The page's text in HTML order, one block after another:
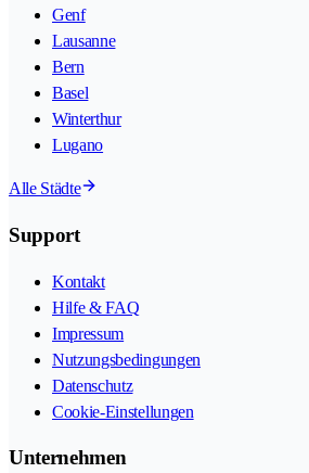
Genf
Lausanne
Bern
Basel
Winterthur
Lugano
Alle Städte
Support
Kontakt
Hilfe & FAQ
Impressum
Nutzungsbedingungen
Datenschutz
Cookie-Einstellungen
Unternehmen